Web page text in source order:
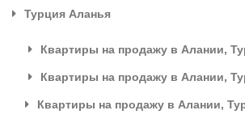
Турция Аланья
Квартиры на продажу в Алании,
Квартиры на продажу в Алании,
Квартиры на продажу в Алании,